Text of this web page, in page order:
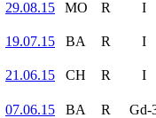
29.08.15 MO R I
19.07.15 BA R I
21.06.15 CH R I
07.06.15 BA R Gd-